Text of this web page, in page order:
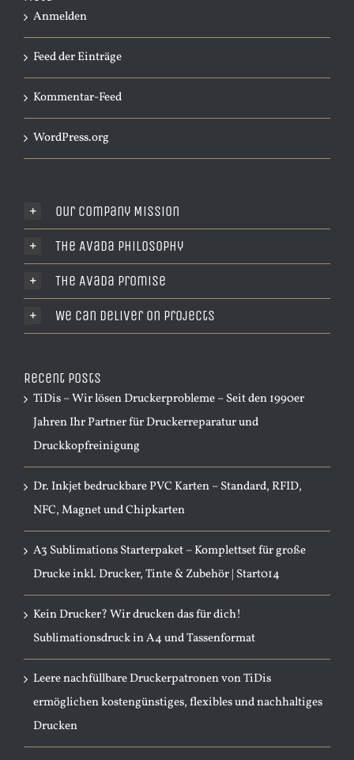
Anmelden
Feed der Einträge
Kommentar-Feed
WordPress.org
Our Company Mission
The Avada Philosophy
The Avada Promise
We Can Deliver On Projects
Recent Posts
TiDis – Wir lösen Druckerprobleme – Seit den 1990er
Jahren Ihr Partner für Druckerreparatur und
Druckkopfreinigung
Dr. Inkjet bedruckbare PVC Karten – Standard, RFID,
NFC, Magnet und Chipkarten
A3 Sublimations Starterpaket – Komplettset für große
Drucke inkl. Drucker, Tinte & Zubehör | Start014
Kein Drucker? Wir drucken das für dich!
Sublimationsdruck in A4 und Tassenformat
Leere nachfüllbare Druckerpatronen von TiDis
ermöglichen kostengünstiges, flexibles und nachhaltiges
Drucken